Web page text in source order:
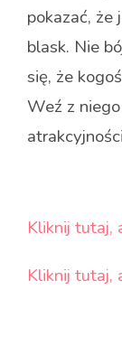
pokazać, że
blask. Nie
się, że
Weź z
Kliknij tutaj,
Kliknij tutaj,